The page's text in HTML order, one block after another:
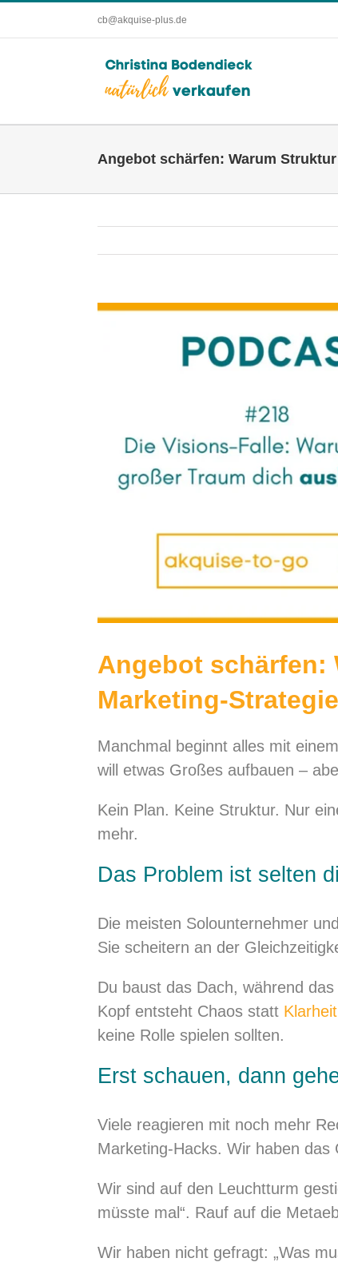
Inhalt
cb@akquise-plus.de
Angebot schärfen: Warum
Zeige
Angebot schärfen:
Marketing-
Manchmal beginnt alles mit
will etwas Großes aufbauen –
Kein Plan. Keine Struktur. Nur
mehr.
Das Problem ist selten
Die meisten Solounternehmer
Sie scheitern an der
Du baust das Dach, während
Kopf entsteht Chaos statt
keine Rolle spielen sollten.
Erst schauen, dann
Viele reagieren mit noch mehr
Marketing-Hacks. Wir haben das
Wir sind auf den Leuchtturm
müsste mal“. Rauf auf die
Wir haben nicht gefragt: „Was